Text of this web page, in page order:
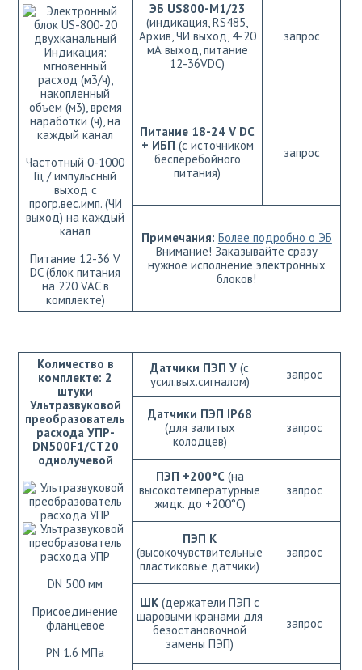
Индикация:
мгновенный
расход (м3/ч),
накопленный
объем (м3), время
наработки (ч), на
каждый канал
Частотный 0-1000
Гц / импульсный
выход с
прогр.вес.имп. (ЧИ
выход) на каждый
канал
Питание 12-36 V
DC (блок питания
на 220 VAC в
комплекте)
ЭБ US800-M1/23
(индикация, RS485,
Архив, ЧИ выход, 4-20
мА выход, питание
12-36VDC)
запрос
Питание 18-24 V DC
+ ИБП (с источником
бесперебойного
питания)
запрос
Примечания: Более подробно о ЭБ
Внимание! Заказывайте сразу
нужное исполнение электронных
блоков!
Количество в
комплекте: 2
штуки
Ультразвуковой
преобразователь
расхода УПР-
DN500F1/СТ20
однолучевой
DN 500 мм
Присоединение
фланцевое
РN 1.6 МПа
Датчики ПЭП У (с
усил.вых.сигналом)
запрос
Датчики ПЭП IP68
(для залитых
колодцев)
запрос
ПЭП +200°C (на
высокотемпературные
жидк. до +200°C)
запрос
ПЭП К
(высокочувствительные
пластиковые датчики)
запрос
ШК (держатели ПЭП с
шаровыми кранами для
безостановочной
замены ПЭП)
запрос